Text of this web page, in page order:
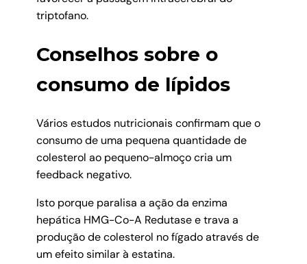
triptofano.
Conselhos sobre o
consumo de lípidos
Vários estudos nutricionais confirmam que o
consumo de uma pequena quantidade de
colesterol ao pequeno-almoço cria um
feedback negativo.
Isto porque paralisa a ação da enzima
hepática HMG-Co-A Redutase e trava a
produção de colesterol no fígado através de
um efeito similar à estatina.